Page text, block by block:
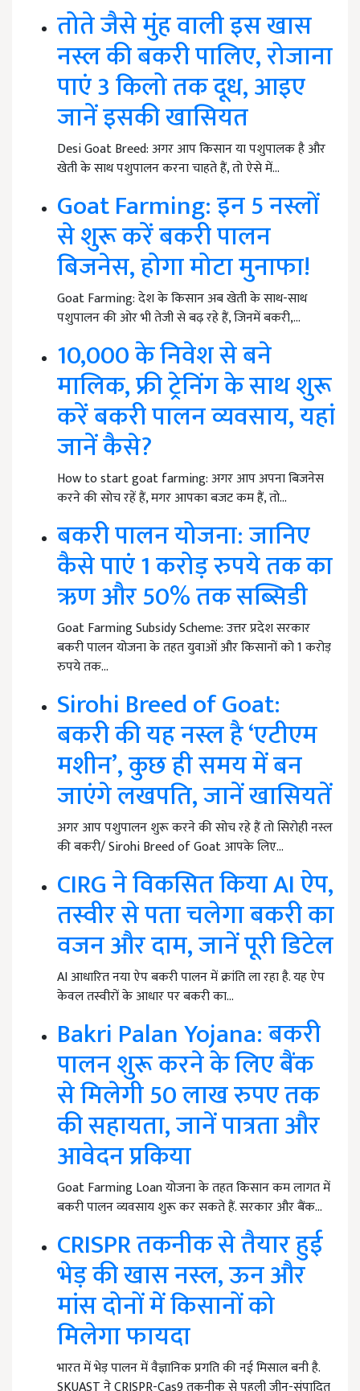
तोते जैसे मुंह वाली इस खास
नस्ल की बकरी पालिए, रोजाना
पाएं 3 किलो तक दूध, आइए
जानें इसकी खासियत
Desi Goat Breed: अगर आप किसान या पशुपालक है और
खेती के साथ पशुपालन करना चाहते हैं, तो ऐसे में…
Goat Farming: इन 5 नस्लों
से शुरू करें बकरी पालन
बिजनेस, होगा मोटा मुनाफा!
Goat Farming: देश के किसान अब खेती के साथ-साथ
पशुपालन की ओर भी तेजी से बढ़ रहे हैं, जिनमें बकरी,…
10,000 के निवेश से बने
मालिक, फ्री ट्रेनिंग के साथ शुरू
करें बकरी पालन व्यवसाय, यहां
जानें कैसे?
How to start goat farming: अगर आप अपना बिजनेस
करने की सोच रहें हैं, मगर आपका बजट कम हैं, तो…
बकरी पालन योजना: जानिए
कैसे पाएं 1 करोड़ रुपये तक का
ऋण और 50% तक सब्सिडी
Goat Farming Subsidy Scheme: उत्तर प्रदेश सरकार
बकरी पालन योजना के तहत युवाओं और किसानों को 1 करोड़
रुपये तक…
Sirohi Breed of Goat:
बकरी की यह नस्ल है ‘एटीएम
मशीन’, कुछ ही समय में बन
जाएंगे लखपति, जानें खासियतें
अगर आप पशुपालन शुरू करने की सोच रहे हैं तो सिरोही नस्ल
की बकरी/ Sirohi Breed of Goat आपके लिए…
CIRG ने विकसित किया AI ऐप,
तस्वीर से पता चलेगा बकरी का
वजन और दाम, जानें पूरी डिटेल
AI आधारित नया ऐप बकरी पालन में क्रांति ला रहा है. यह ऐप
केवल तस्वीरों के आधार पर बकरी का…
Bakri Palan Yojana: बकरी
पालन शुरू करने के लिए बैंक
से मिलेगी 50 लाख रुपए तक
की सहायता, जानें पात्रता और
आवेदन प्रकिया
Goat Farming Loan योजना के तहत किसान कम लागत में
बकरी पालन व्यवसाय शुरू कर सकते हैं. सरकार और बैंक…
CRISPR तकनीक से तैयार हुई
भेड़ की खास नस्ल, ऊन और
मांस दोनों में किसानों को
मिलेगा फायदा
भारत में भेड़ पालन में वैज्ञानिक प्रगति की नई मिसाल बनी है.